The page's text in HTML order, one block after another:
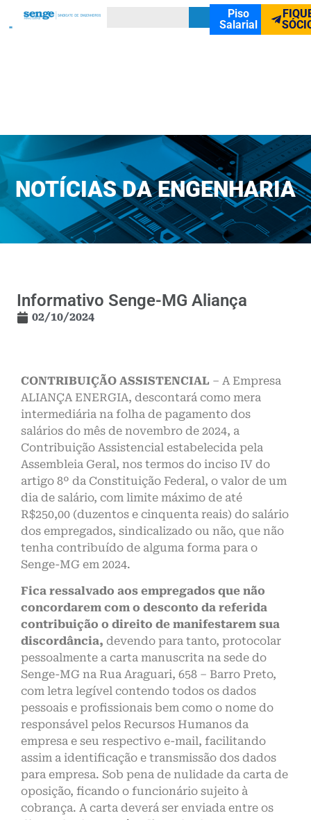
Piso
Salarial
NOTÍCIAS DA ENGENHARIA
Informativo Senge-MG Aliança
02/10/2024
CONTRIBUIÇÃO ASSISTENCIAL – A Empresa
ALIANÇA ENERGIA, descontará como mera
intermediária na folha de pagamento dos
salários do mês de novembro de 2024, a
Contribuição Assistencial estabelecida pela
Assembleia Geral, nos termos do inciso IV do
artigo 8º da Constituição Federal, o valor de um
dia de salário, com limite máximo de até
R$250,00 (duzentos e cinquenta reais) do salário
dos empregados, sindicalizado ou não, que não
tenha contribuído de alguma forma para o
Senge-MG em 2024.
Fica ressalvado aos empregados que não
concordarem com o desconto da referida
contribuição o direito de manifestarem sua
discordância, devendo para tanto, protocolar
pessoalmente a carta manuscrita na sede do
Senge-MG na Rua Araguari, 658 – Barro Preto,
com letra legível contendo todos os dados
pessoais e profissionais bem como o nome do
responsável pelos Recursos Humanos da
empresa e seu respectivo e-mail, facilitando
assim a identificação e transmissão dos dados
para empresa. Sob pena de nulidade da carta de
oposição, ficando o funcionário sujeito à
cobrança. A carta deverá ser enviada entre os